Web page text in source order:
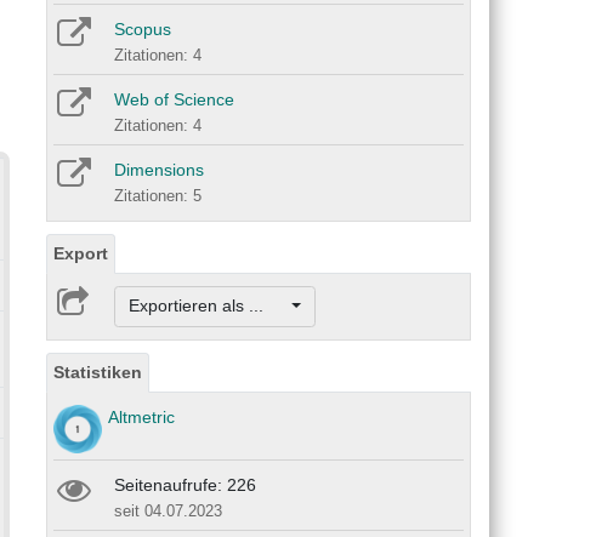
Scopus
Zitationen: 4
Web of Science
Zitationen: 4
Dimensions
Zitationen: 5
Export
Exportieren als ...
Statistiken
Altmetric
Seitenaufrufe: 226
seit 04.07.2023